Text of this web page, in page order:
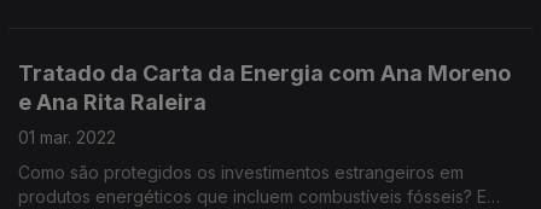
Tratado da Carta da Energia com Ana Moreno
e Ana Rita Raleira
01 mar. 2022
Como são protegidos os investimentos estrangeiros em
produtos energéticos que incluem combustíveis fósseis? E